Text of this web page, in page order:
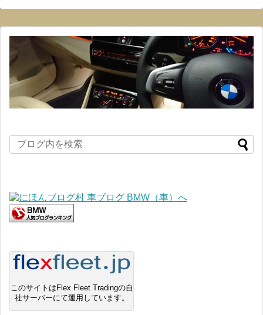
このサイトはFlex Fleet Tradingの自
社サーバーにて運用しています。